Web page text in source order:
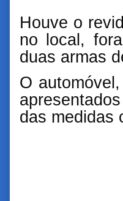
Houve o
no local,
duas armas
O
das medidas